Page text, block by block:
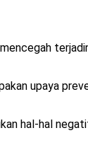
upaya
hal-hal